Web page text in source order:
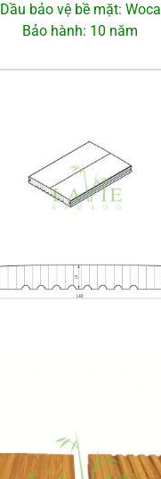
Dầu bảo vệ bề mặt: Woca
Bảo hành: 10 năm